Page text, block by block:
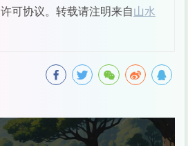
许可协议。转载请注明来自山水